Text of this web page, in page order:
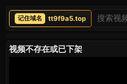
tt9f9a5.top
视频不存在或已下架